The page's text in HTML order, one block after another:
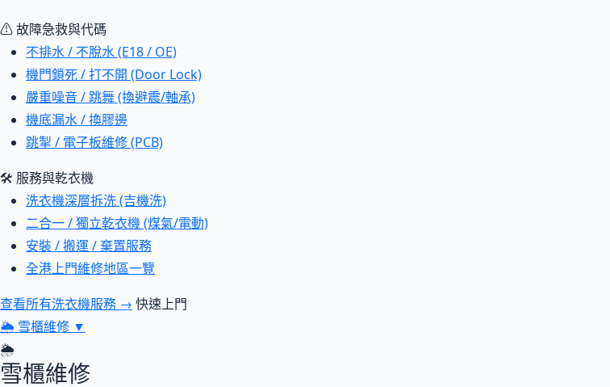
⚠ 故障急救與代碼
不排水 / 不脫水 (E18 / OE)
機門鎖死 / 打不開 (Door Lock)
嚴重噪音 / 跳舞 (換避震/軸承)
機底漏水 / 換膠邊
跳掣 / 電子板維修 (PCB)
🛠 服務與乾衣機
洗衣機深層拆洗 (吉機洗)
二合一 / 獨立乾衣機 (煤氣/電動)
安裝 / 搬運 / 棄置服務
全港上門維修地區一覽
查看所有洗衣機服務 → 快速上門
🌦 雪櫃維修 ▼
🌦
雪櫃維修